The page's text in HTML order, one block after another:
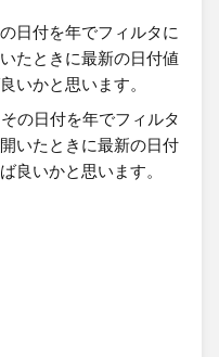
日付を年でフィルタに
たときに最新の日付値
いかと思います。